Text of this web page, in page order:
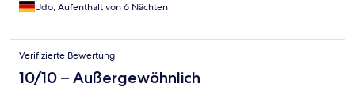
Udo, Aufenthalt von 6 Nächten
Verifizierte Bewertung
10/10 – Außergewöhnlich